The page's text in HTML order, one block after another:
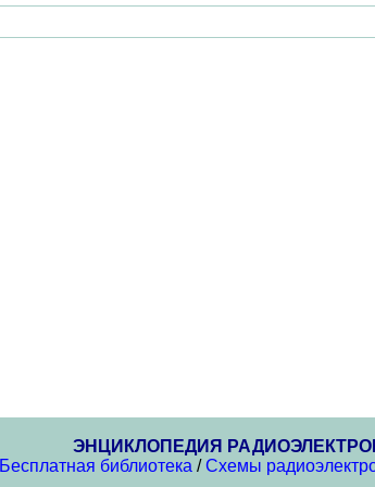
ЭНЦИКЛОПЕДИЯ
Бесплатная библиотека /Схемы